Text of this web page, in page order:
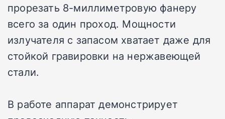
прорезать 8-миллиметровую фанеру
всего за один проход. Мощности
излучателя с запасом хватает даже для
стойкой гравировки на нержавеющей
стали.
В работе аппарат демонстрирует